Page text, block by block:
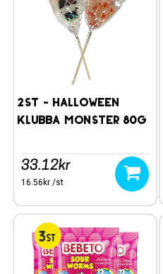
2st - Halloween
Klubba Monster 80g
33.12kr
16.56kr /st